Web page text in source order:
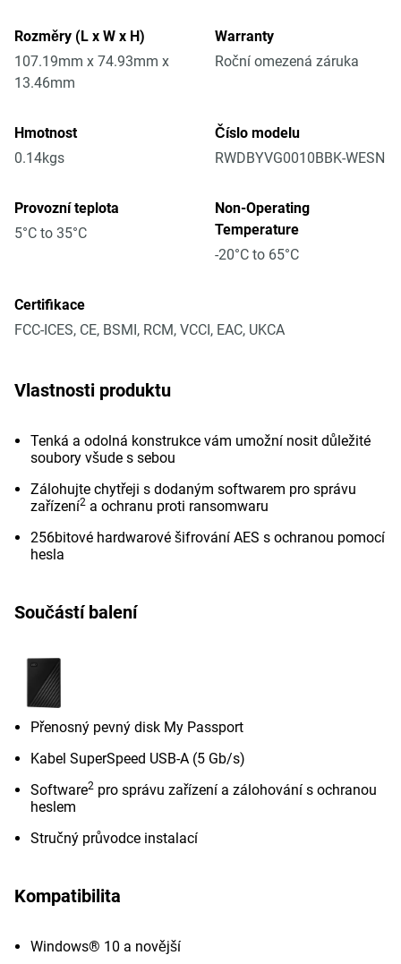
Rozměry (L x W x H)
107.19mm x 74.93mm x
13.46mm
Warranty
Roční omezená záruka
Hmotnost
0.14kgs
Číslo modelu
RWDBYVG0010BBK-WESN
Provozní teplota
5°C to 35°C
Non-Operating
Temperature
-20°C to 65°C
Certifikace
FCC-ICES, CE, BSMI, RCM, VCCI, EAC, UKCA
Vlastnosti produktu
Tenká a odolná konstrukce vám umožní nosit důležité
soubory všude s sebou
Zálohujte chytřeji s dodaným softwarem pro správu
zařízení2 a ochranu proti ransomwaru
256bitové hardwarové šifrování AES s ochranou pomocí
hesla
Součástí balení
Přenosný pevný disk My Passport
Kabel SuperSpeed USB-A (5 Gb/s)
Software2 pro správu zařízení a zálohování s ochranou
heslem
Stručný průvodce instalací
Kompatibilita
Windows® 10 a novější